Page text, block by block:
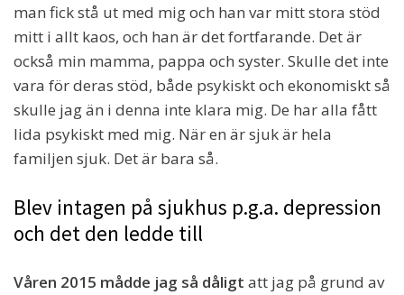
man fick stå ut med mig och han var mitt stora stöd
mitt i allt kaos, och han är det fortfarande. Det är
också min mamma, pappa och syster. Skulle det inte
vara för deras stöd, både psykiskt och ekonomiskt så
skulle jag än i denna inte klara mig. De har alla fått
lida psykiskt med mig. När en är sjuk är hela
familjen sjuk. Det är bara så.
Blev intagen på sjukhus p.g.a. depression
och det den ledde till
Våren 2015 mådde jag så dåligt att jag på grund av